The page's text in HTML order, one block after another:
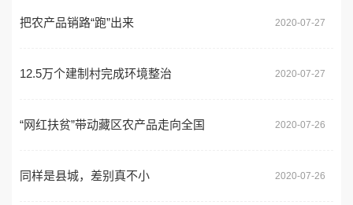
把农产品销路“跑”出来 2020-07-27
12.5万个建制村完成环境整治 2020-07-27
“网红扶贫”带动藏区农产品走向全国 2020-07-26
同样是县城，差别真不小 2020-07-26